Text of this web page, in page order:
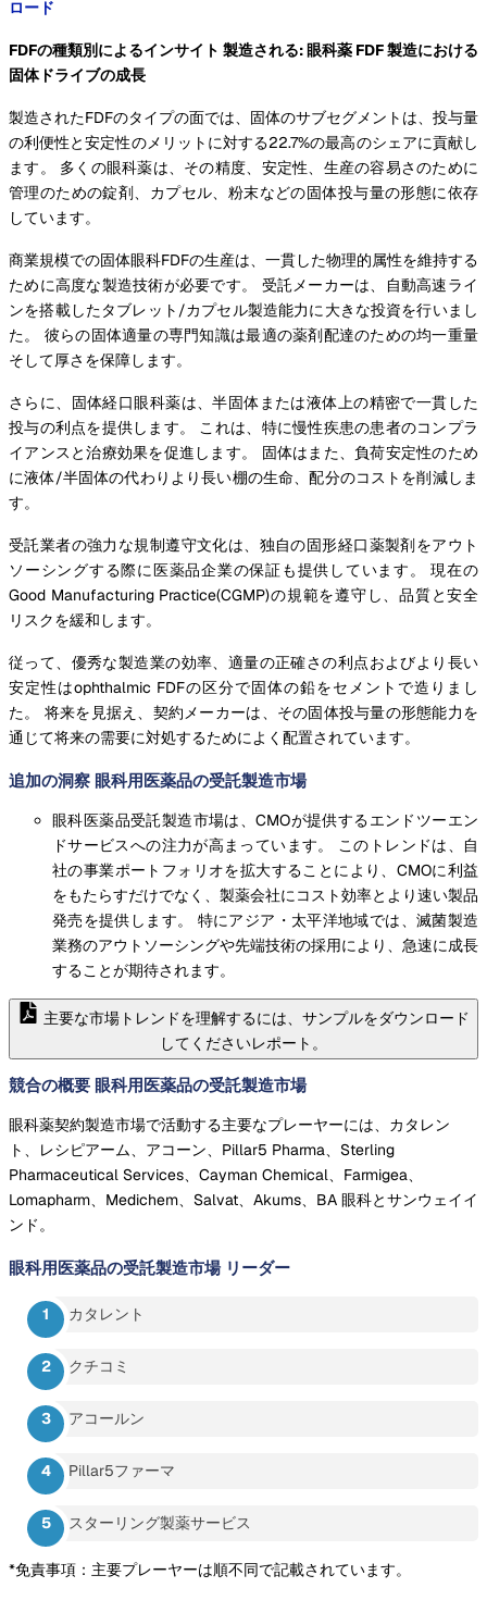
ロード
FDFの種類別によるインサイト 製造される: 眼科薬 FDF 製造における
固体ドライブの成長
製造されたFDFのタイプの面では、固体のサブセグメントは、投与量
の利便性と安定性のメリットに対する22.7%の最高のシェアに貢献し
ます。 多くの眼科薬は、その精度、安定性、生産の容易さのために
管理のための錠剤、カプセル、粉末などの固体投与量の形態に依存
しています。
商業規模での固体眼科FDFの生産は、一貫した物理的属性を維持する
ために高度な製造技術が必要です。 受託メーカーは、自動高速ライ
ンを搭載したタブレット/カプセル製造能力に大きな投資を行いまし
た。 彼らの固体適量の専門知識は最適の薬剤配達のための均一重量
そして厚さを保障します。
さらに、固体経口眼科薬は、半固体または液体上の精密で一貫した
投与の利点を提供します。 これは、特に慢性疾患の患者のコンプラ
イアンスと治療効果を促進します。 固体はまた、負荷安定性のため
に液体/半固体の代わりより長い棚の生命、配分のコストを削減しま
す。
受託業者の強力な規制遵守文化は、独自の固形経口薬製剤をアウト
ソーシングする際に医薬品企業の保証も提供しています。 現在の
Good Manufacturing Practice(CGMP)の規範を遵守し、品質と安全
リスクを緩和します。
従って、優秀な製造業の効率、適量の正確さの利点およびより長い
安定性はophthalmic FDFの区分で固体の鉛をセメントで造りまし
た。 将来を見据え、契約メーカーは、その固体投与量の形態能力を
通じて将来の需要に対処するためによく配置されています。
追加の洞察 眼科用医薬品の受託製造市場
眼科医薬品受託製造市場は、CMOが提供するエンドツーエン
ドサービスへの注力が高まっています。 このトレンドは、自
社の事業ポートフォリオを拡大することにより、CMOに利益
をもたらすだけでなく、製薬会社にコスト効率とより速い製品
発売を提供します。 特にアジア・太平洋地域では、滅菌製造
業務のアウトソーシングや先端技術の採用により、急速に成長
することが期待されます。
主要な市場トレンドを理解するには、サンプルをダウンロード
してくださいレポート。
競合の概要 眼科用医薬品の受託製造市場
眼科薬契約製造市場で活動する主要なプレーヤーには、カタレン
ト、レシピアーム、アコーン、Pillar5 Pharma、Sterling
Pharmaceutical Services、Cayman Chemical、Farmigea、
Lomapharm、Medichem、Salvat、Akums、BA 眼科とサンウェイイ
ンド。
眼科用医薬品の受託製造市場 リーダー
カタレント
クチコミ
アコールン
Pillar5ファーマ
スターリング製薬サービス
*免責事項：主要プレーヤーは順不同で記載されています。